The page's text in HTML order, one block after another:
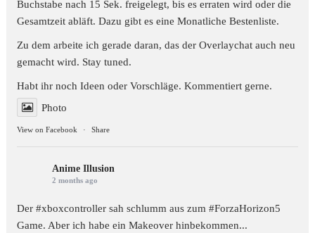
Buchstabe nach 15 Sek. freigelegt, bis es erraten wird oder die
Gesamtzeit abläft. Dazu gibt es eine Monatliche Bestenliste.
Zu dem arbeite ich gerade daran, das der Overlaychat auch neu
gemacht wird. Stay tuned.
Habt ihr noch Ideen oder Vorschläge. Kommentiert gerne.
Photo
View on Facebook · Share
Anime Illusion
2 months ago
Der #xboxcontroller sah schlumm aus zum#ForzaHorizon5
Game. Aber ich habe ein Makeover hinbekommen...